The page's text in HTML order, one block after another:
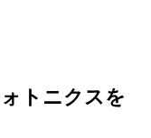
トニクスを